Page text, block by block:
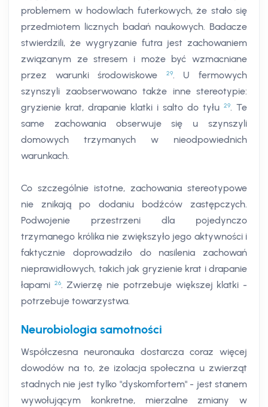
problemem w hodowlach futerkowych, że stało się
przedmiotem licznych badań naukowych. Badacze
stwierdzili, że wygryzanie futra jest zachowaniem
związanym ze stresem i może być wzmacniane
przez warunki środowiskowe
29. U fermowych
szynszyli zaobserwowano także inne stereotypie:
gryzienie krat, drapanie klatki i salto do tyłu 29. Te
same zachowania obserwuje się u szynszyli
domowych trzymanych w nieodpowiednich
warunkach.
Co szczególnie istotne, zachowania stereotypowe
nie znikają po dodaniu bodźców zastępczych.
Podwojenie przestrzeni dla pojedynczo
trzymanego królika nie zwiększyło jego aktywności i
faktycznie doprowadziło do nasilenia zachowań
nieprawidłowych, takich jak gryzienie krat i drapanie
łapami 26. Zwierzę nie potrzebuje większej klatki -
potrzebuje towarzystwa.
Neurobiologia samotności
Współczesna neuronauka dostarcza coraz więcej
dowodów na to, że izolacja społeczna u zwierząt
stadnych nie jest tylko "dyskomfortem" - jest stanem
wywołującym konkretne, mierzalne zmiany w